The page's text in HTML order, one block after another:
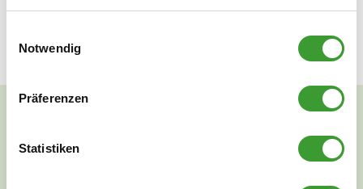
Notwendig
Präferenzen
Statistiken